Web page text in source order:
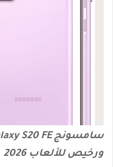
ورخيص للألعاب 2026